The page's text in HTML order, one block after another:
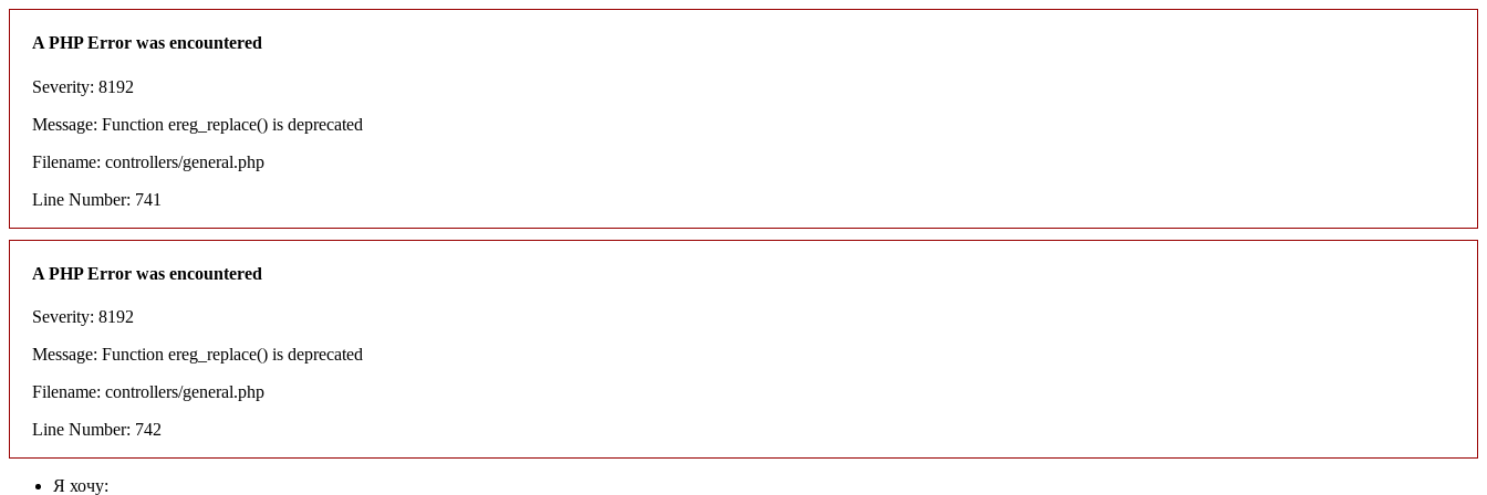
A PHP Error was encountered
Severity: 8192
Message: Function ereg_replace() is deprecated
Filename: controllers/general.php
Line Number: 741
A PHP Error was encountered
Severity: 8192
Message: Function ereg_replace() is deprecated
Filename: controllers/general.php
Line Number: 742
Я хочу: